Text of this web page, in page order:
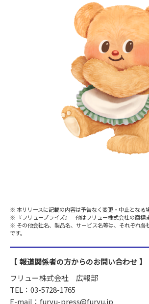
本リリースに記載の内容は予告なく変更・中止となる
『フリュープライズ』 他はフリュー株式会社の商標
その他会社名、製品名、サービス名等は、それぞれ各
です。
報道関係者の方からのお問い合わせ
フリュー株式会社 広報部
TEL：03-5728-1765
E-mail：furyu-press@furyu.jp